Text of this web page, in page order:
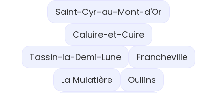
Saint-Cyr-au-Mont-d'Or
Caluire-et-Cuire
Tassin-la-Demi-Lune
Francheville
La Mulatière
Oullins